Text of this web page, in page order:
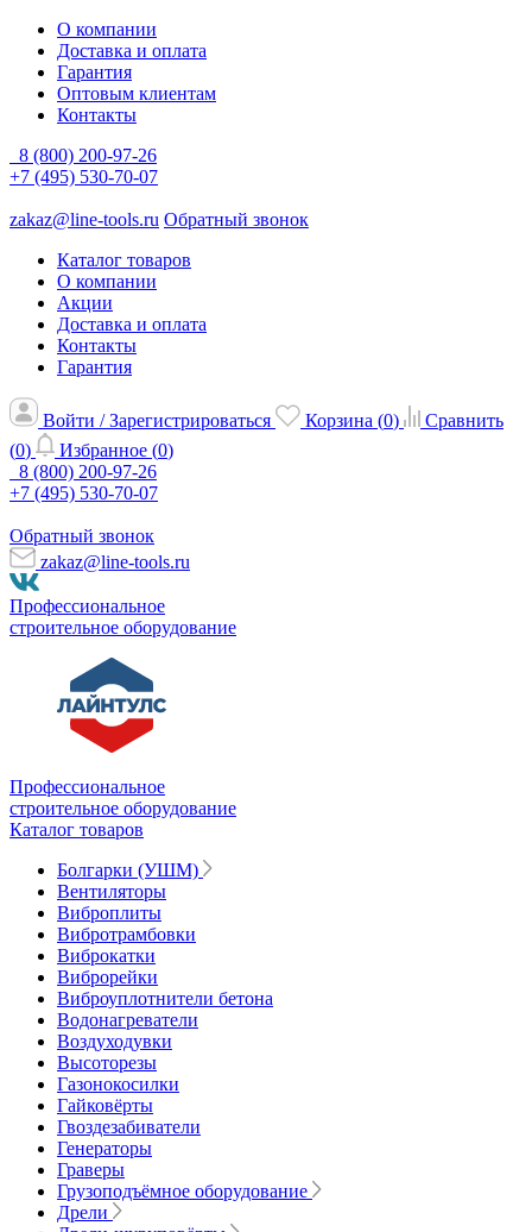
О компании
Доставка и оплата
Гарантия
Оптовым клиентам
Контакты
8 (800) 200-97-26
+7 (495) 530-70-07
zakaz@line-tools.ru Обратный звонок
Каталог товаров
О компании
Акции
Доставка и оплата
Контакты
Гарантия
Войти / Зарегистрироваться Корзина (0)
Сравнить
(0) Избранное (0)
8 (800) 200-97-26
+7 (495) 530-70-07
Обратный звонок
zakaz@line-tools.ru
Профессиональное
строительное оборудование
Профессиональное
строительное оборудование
Каталог товаров
Болгарки (УШМ)
Вентиляторы
Виброплиты
Вибротрамбовки
Виброкатки
Виброрейки
Виброуплотнители бетона
Водонагреватели
Воздуходувки
Высоторезы
Газонокосилки
Гайковёрты
Гвоздезабиватели
Генераторы
Граверы
Грузоподъёмное оборудование
Дрели